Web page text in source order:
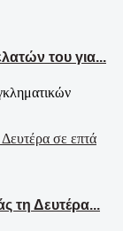
του για...
τη Δευτέρα...